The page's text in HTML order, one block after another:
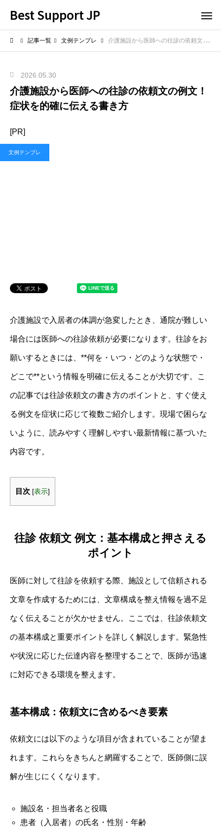
Best Support JP
記事一覧 文例テンプレ 介護施設から医師への往診の依頼文の例文！症状を的確に伝える書き方
2026.05.30
介護施設から医師への往診の依頼文の例文！
症状を的確に伝える書き方
[PR]
文例テンプレ
介護施設で入居者の体調が急変したとき、通院が難しい
場合には医師への往診依頼が必要になります。往診をお
願いするときには、**何を・いつ・どのような状態で・
どこで**という情報を明確に伝えることが大切です。こ
の記事では往診依頼文の書き方のポイントと、すぐ使え
る例文を症状に応じて複数ご紹介します。現場で困らな
いように、読みやすく理解しやすい最新情報に基づいた
内容です。
目次 [表示]
往診 依頼文 例文：基本構成と押さえる
ポイント
医師に対して往診を依頼する際、施設として信頼される
文章を作成するためには、文章構成を整え情報を過不足
なく伝えることが欠かせません。ここでは、往診依頼文
の基本構成と重要ポイントを詳しく解説します。緊急性
や状況に応じた伝達内容を整理することで、医師が迅速
に対応できる環境を整えます。
基本構成：依頼文に含めるべき要素
依頼文には以下のような項目が含まれていることが望ま
れます。これらをきちんと網羅することで、医師側に誤
解が生じにくくなります。
施設名・担当者名と役職
患者（入居者）の氏名・性別・年齢